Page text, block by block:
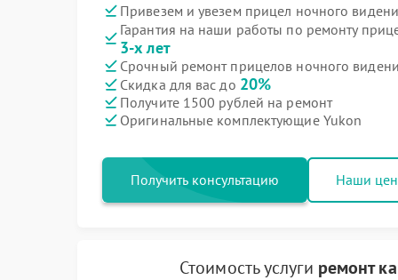
Привезем и увезем прицел ночного
Гарантия на наши работы по ремонту
3-х лет
Срочный ремонт прицелов ночного
Скидка для вас до 20%
Получите 1500 рублей на ремонт
Оригинальные комплектующие Yukon
Получить консультацию Наши
Стоимость услуги ремонт